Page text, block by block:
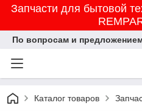
Запчасти для бытовой
По вопросам и
Каталог товаров